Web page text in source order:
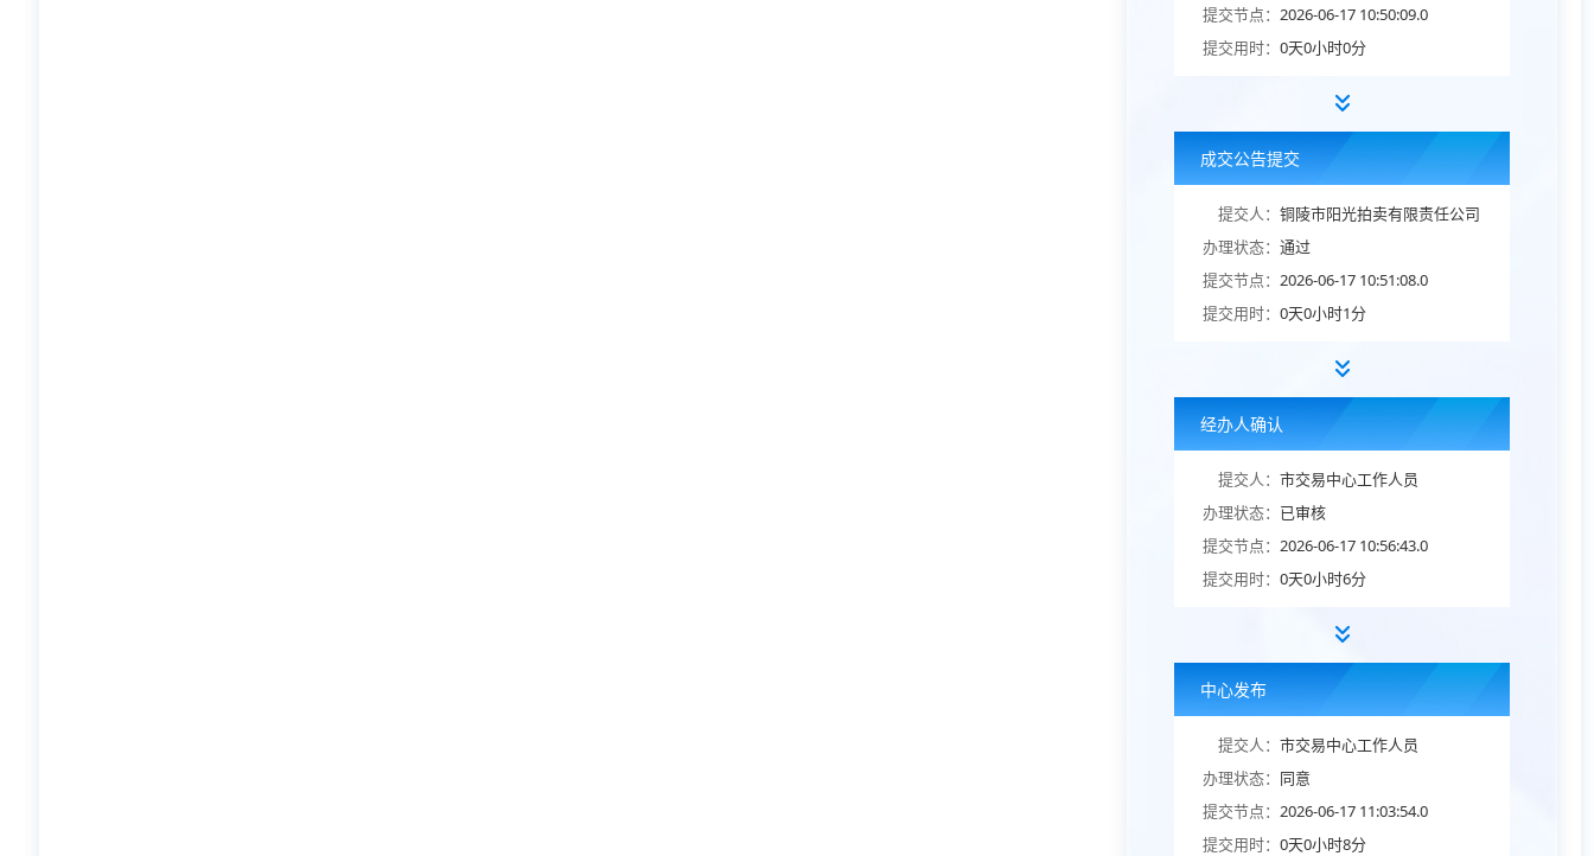
提交节点： 2026-06-17 10:50:09.0
提交用时： 0天0小时0分
成交公告提交
提交人： 铜陵市阳光拍卖有限责任公司
办理状态： 通过
提交节点： 2026-06-17 10:51:08.0
提交用时： 0天0小时1分
经办人确认
提交人： 市交易中心工作人员
办理状态： 已审核
提交节点： 2026-06-17 10:56:43.0
提交用时： 0天0小时6分
中心发布
提交人： 市交易中心工作人员
办理状态： 同意
提交节点： 2026-06-17 11:03:54.0
提交用时： 0天0小时8分